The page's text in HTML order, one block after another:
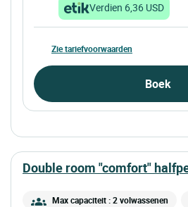
Verdien 6,36 USD
Zie tariefvoorwaarden
Boek
double room "comfort"
Max capaciteit : 2 volwassenen